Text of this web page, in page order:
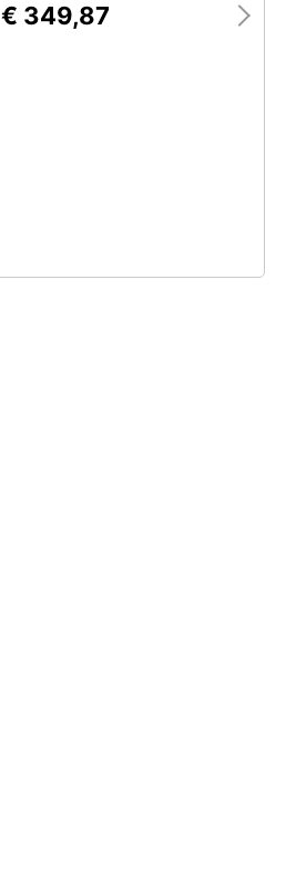
€ 349,87